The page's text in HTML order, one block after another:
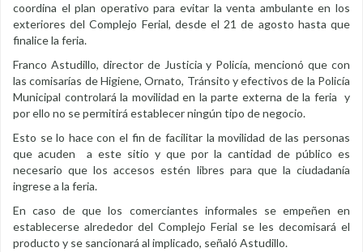
coordina el plan operativo para evitar la venta ambulante en los
exteriores del Complejo Ferial, desde el 21 de agosto hasta que
finalice la feria.
Franco Astudillo, director de Justicia y Policía, mencionó que con
las comisarías de Higiene, Ornato, Tránsito y efectivos de la Policía
Municipal controlará la movilidad en la parte externa de la feria y
por ello no se permitirá establecer ningún tipo de negocio.
Esto se lo hace con el fin de facilitar la movilidad de las personas
que acuden a este sitio y que por la cantidad de público es
necesario que los accesos estén libres para que la ciudadanía
ingrese a la feria.
En caso de que los comerciantes informales se empeñen en
establecerse alrededor del Complejo Ferial se les decomisará el
producto y se sancionará al implicado, señaló Astudillo.